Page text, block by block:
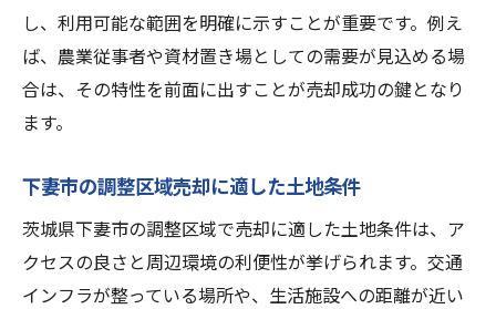
し、利用可能な範囲を明確に示すことが重要です。例え
ば、農業従事者や資材置き場としての需要が見込める場
合は、その特性を前面に出すことが売却成功の鍵となり
ます。
下妻市の調整区域売却に適した土地条件
茨城県下妻市の調整区域で売却に適した土地条件は、ア
クセスの良さと周辺環境の利便性が挙げられます。交通
インフラが整っている場所や、生活施設への距離が近い